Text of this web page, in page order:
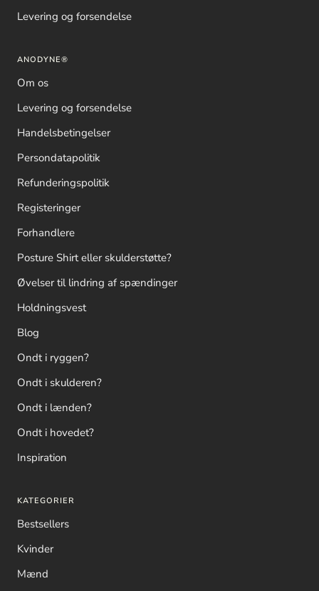
Levering og forsendelse
ANODYNE®
Om os
Levering og forsendelse
Handelsbetingelser
Persondatapolitik
Refunderingspolitik
Registeringer
Forhandlere
Posture Shirt eller skulderstøtte?
Øvelser til lindring af spændinger
Holdningsvest
Blog
Ondt i ryggen?
Ondt i skulderen?
Ondt i lænden?
Ondt i hovedet?
Inspiration
KATEGORIER
Bestsellers
Kvinder
Mænd